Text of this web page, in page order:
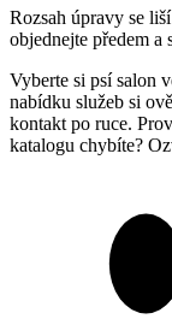
Rozsah úpravy se
objednejte předem a
Vyberte si psí salon
nabídku služeb si
kontakt po ruce.
katalogu chybíte?